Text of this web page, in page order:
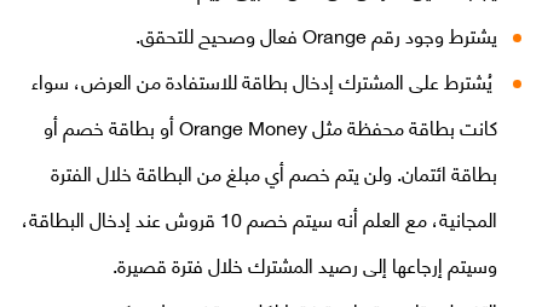
يشترط وجود رقم Orange فعال وصحيح للتحقق.
يُشترط على المشترك إدخال بطاقة للاستفادة من العرض، سواء
كانت بطاقة محفظة مثل Orange Money أو بطاقة خصم أو
بطاقة ائتمان. ولن يتم خصم أي مبلغ من البطاقة خلال الفترة
المجانية، مع العلم أنه سيتم خصم 10 قروش عند إدخال البطاقة،
وسيتم إرجاعها إلى رصيد المشترك خلال فترة قصيرة.